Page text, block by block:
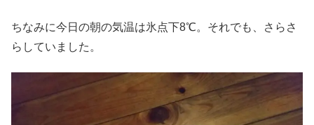
ちなみに今日の朝の気温は氷点下8℃。それでも、さらさ
らしていました。